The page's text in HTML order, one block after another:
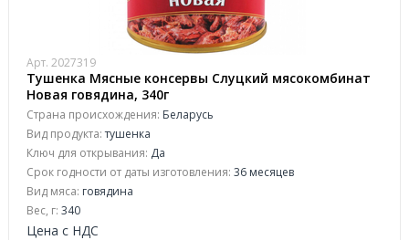
Арт. 2027319
Тушенка Мясные консервы Слуцкий мясокомбинат
Новая говядина, 340г
Страна происхождения: Беларусь
Вид продукта:тушенка
Ключ для открывания: Да
Срок годности от даты изготовления: 36 месяцев
Вид мяса: говядина
Вес, г: 340
Цена с НДС